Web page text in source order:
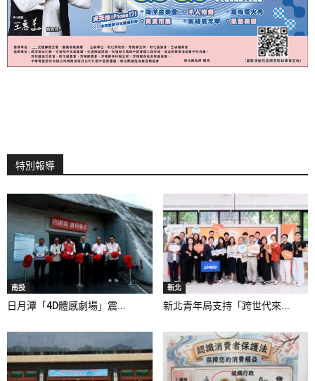
特別報導
南投
日月潭「4D體感劇場」震...
新北
新北青年局支持「跨世代來...